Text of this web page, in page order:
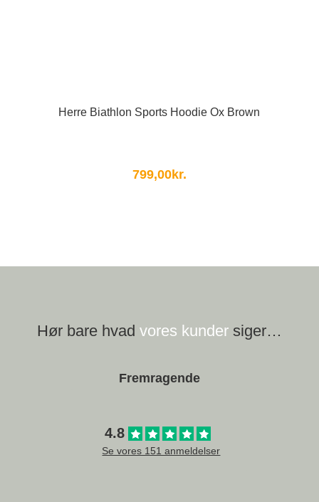
Herre Biathlon Sports Hoodie Ox Brown
799,00kr.
Hør bare hvad vores kundersiger…
Fremragende
4.8
Se vores 151 anmeldelser